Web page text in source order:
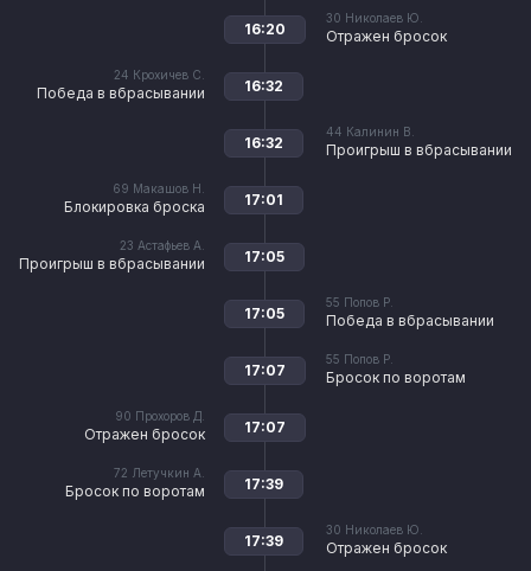
30 Николаев Ю.
Отражен бросок
16:20
24 Крохичев С.
Победа в вбрасывании 16:32
44 Калинин В.
Проигрыш в вбрасывании
16:32
69 Макашов Н.
Блокировка броска 17:01
23 Астафьев А.
Проигрыш в вбрасывании 17:05
55 Попов Р.
Победа в вбрасывании
17:05
55 Попов Р.
Бросок по воротам
17:07
90 Прохоров Д.
Отражен бросок 17:07
72 Летучкин А.
Бросок по воротам 17:39
30 Николаев Ю.
Отражен бросок
17:39